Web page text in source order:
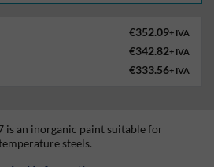
€352.09+ IVA
€342.82+ IVA
€333.56+ IVA
is an inorganic paint suitable for
steels.